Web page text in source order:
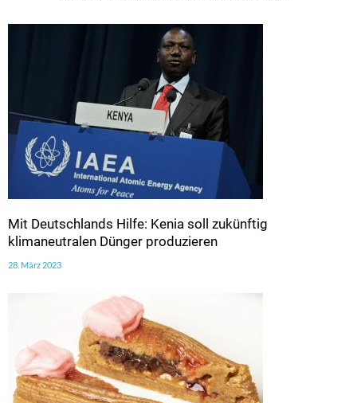
Mit Deutschlands Hilfe: Kenia soll zukünftig
klimaneutralen Dünger produzieren
28. März 2023